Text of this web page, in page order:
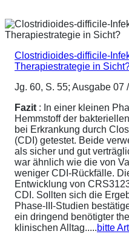
Clostridioides-difficile-
Therapiestrategie in
Jg. 60, S. 55; Ausgabe 07
Fazit : In einer kleinen
Hemmstoff der
bei Erkrankung durch
(CDI) getestet. Beide
als sicher und gut
war ähnlich wie die von
weniger CDI-Rückfälle.
Entwicklung von
CDI. Sollten sich die
Phase-III-Studien
ein dringend benötigter
klinischen Alltag.....bitte